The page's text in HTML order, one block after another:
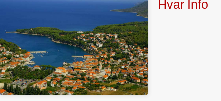
Hvar Info